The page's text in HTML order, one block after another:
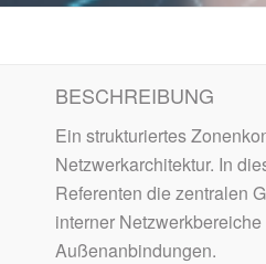
BESCHREIBUNG
Ein strukturiertes
Netzwerkarchitektur. In
Referenten die zentralen
interner
Außenanbindungen.